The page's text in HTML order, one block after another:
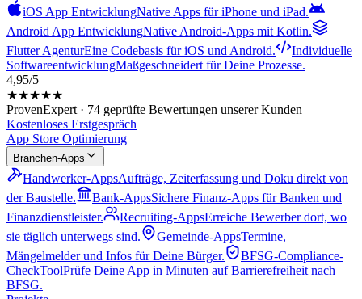
iOS App EntwicklungNative Apps für iPhone und iPad.
Android App EntwicklungNative Android-Apps mit Kotlin.
Flutter AgenturEine Codebasis für iOS und Android.
Individuelle
SoftwareentwicklungMaßgeschneidert für Deine Prozesse.
4,95/5
★★★★★
ProvenExpert · 74 geprüfte Bewertungen unserer Kunden
Kostenloses Erstgespräch
App Store Optimierung
Branchen-Apps
Handwerker-AppsAufträge, Zeiterfassung und Doku direkt von
der Baustelle.
Bank-AppsSichere Finanz-Apps für Banken und
Finanzdienstleister.
Recruiting-AppsErreiche Bewerber dort, wo
sie täglich unterwegs sind.
Gemeinde-AppsTermine,
Mängelmelder und Infos für Deine Bürger.
BFSG-Compliance-
CheckToolPrüfe Deine App in Minuten auf Barrierefreiheit nach
BFSG.